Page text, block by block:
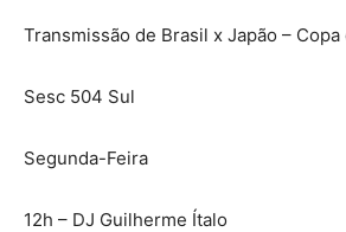
Transmissão de Brasil x Japão –
Sesc 504 Sul
Segunda-Feira
12h – DJ Guilherme Ítalo